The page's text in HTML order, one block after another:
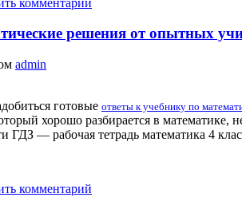
решения от опытных
admin
готовые ответы к учебнику по
хорошо разбирается в
ГДЗ — рабочая тетрадь математика 4
комментарий